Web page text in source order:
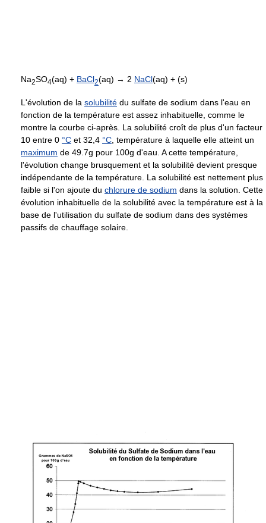
Na2SO4(aq) + BaCl2(aq) → 2 NaCl(aq) + (s)
L'évolution de la solubilité du sulfate de sodium dans l'eau en
fonction de la température est assez inhabituelle, comme le
montre la courbe ci-après. La solubilité croît de plus d'un facteur
10 entre 0 °C et 32,4 °C, température à laquelle elle atteint un
maximum de 49.7g pour 100g d'eau. A cette température,
l'évolution change brusquement et la solubilité devient presque
indépendante de la température. La solubilité est nettement plus
faible si l'on ajoute du chlorure de sodium dans la solution. Cette
évolution inhabituelle de la solubilité avec la température est à la
base de l'utilisation du sulfate de sodium dans des systèmes
passifs de chauffage solaire.